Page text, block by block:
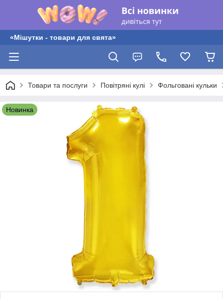
«Мішутки - товари для свята»
Товари та послуги Повітряні кулі Фольговані кульки
Новинка